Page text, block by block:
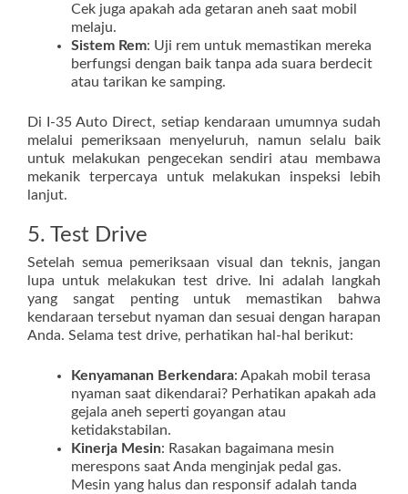
Cek juga apakah ada getaran aneh saat mobil
melaju.
Sistem Rem: Uji rem untuk memastikan mereka
berfungsi dengan baik tanpa ada suara berdecit
atau tarikan ke samping.
Di I-35 Auto Direct, setiap kendaraan umumnya sudah
melalui pemeriksaan menyeluruh, namun selalu baik
untuk melakukan pengecekan sendiri atau membawa
mekanik terpercaya untuk melakukan inspeksi lebih
lanjut.
5. Test Drive
Setelah semua pemeriksaan visual dan teknis, jangan
lupa untuk melakukan test drive. Ini adalah langkah
yang sangat penting untuk memastikan bahwa
kendaraan tersebut nyaman dan sesuai dengan harapan
Anda. Selama test drive, perhatikan hal-hal berikut:
Kenyamanan Berkendara: Apakah mobil terasa
nyaman saat dikendarai? Perhatikan apakah ada
gejala aneh seperti goyangan atau
ketidakstabilan.
Kinerja Mesin: Rasakan bagaimana mesin
merespons saat Anda menginjak pedal gas.
Mesin yang halus dan responsif adalah tanda